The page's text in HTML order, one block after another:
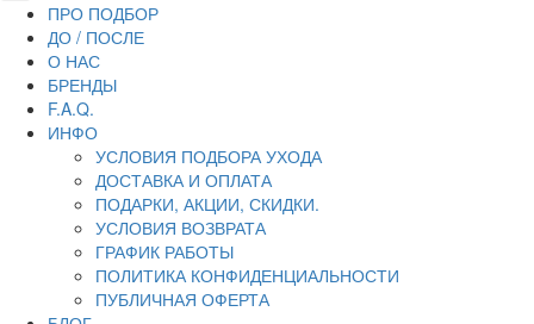
ПРО ПОДБОР
ДО / ПОСЛЕ
О НАС
БРЕНДЫ
F.A.Q.
ИНФО
УСЛОВИЯ ПОДБОРА УХОДА
ДОСТАВКА И ОПЛАТА
ПОДАРКИ, АКЦИИ, СКИДКИ.
УСЛОВИЯ ВОЗВРАТА
ГРАФИК РАБОТЫ
ПОЛИТИКА КОНФИДЕНЦИАЛЬНОСТИ
ПУБЛИЧНАЯ ОФЕРТА